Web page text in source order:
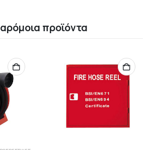
προϊόντα